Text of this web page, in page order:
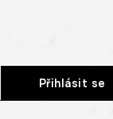
Přihlásit se